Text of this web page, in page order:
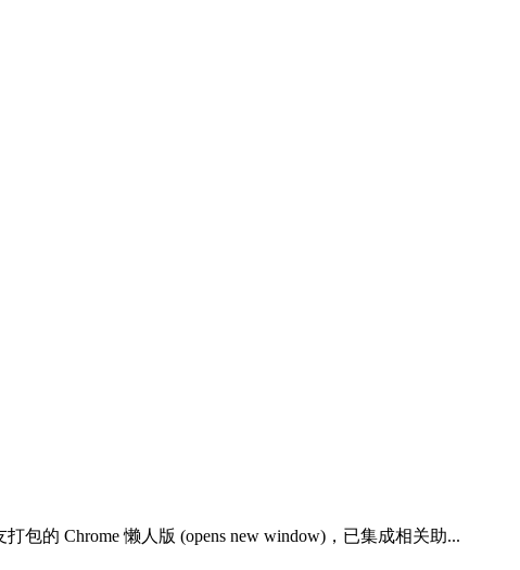
的 Chrome 懒人版 (opens new window)，已集成相关助...